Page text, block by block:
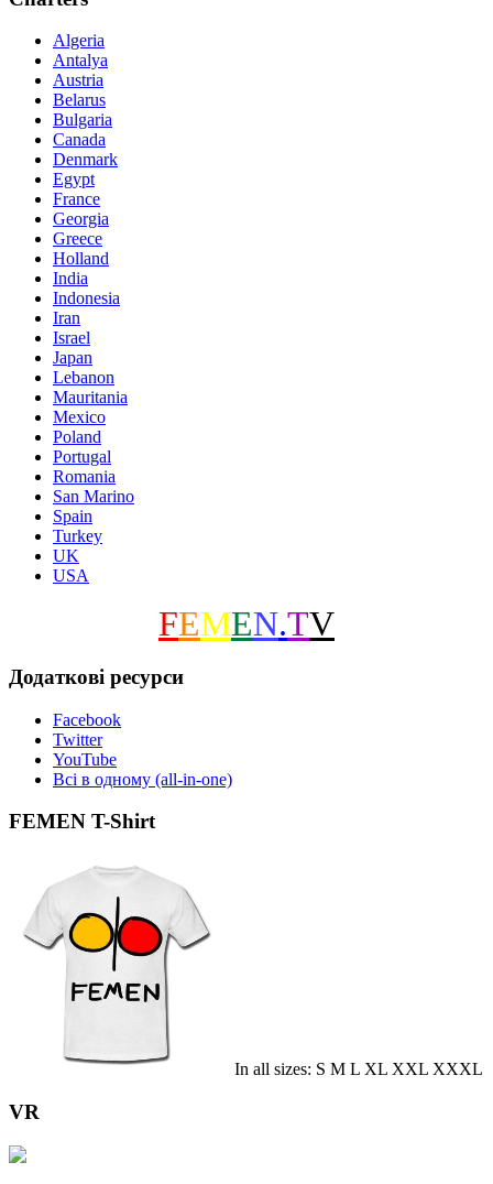
Algeria
Antalya
Austria
Belarus
Bulgaria
Canada
Denmark
Egypt
France
Georgia
Greece
Holland
India
Indonesia
Iran
Israel
Japan
Lebanon
Mauritania
Mexico
Poland
Portugal
Romania
San Marino
Spain
Turkey
UK
USA
FEMEN.TV
Додаткові ресурси
Facebook
Twitter
YouTube
Всі в одному (all-in-one)
FEMEN T-Shirt
In all sizes: S M L XL XXL XXXL
VR